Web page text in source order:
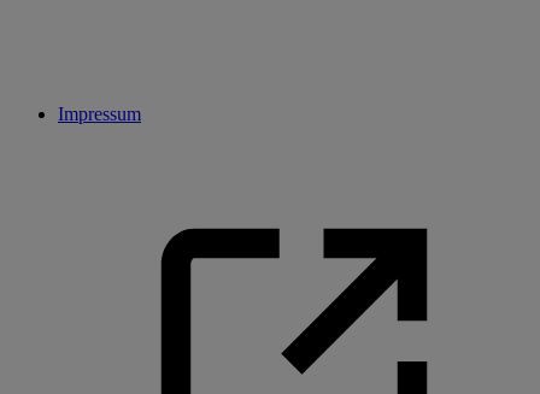
Impressum